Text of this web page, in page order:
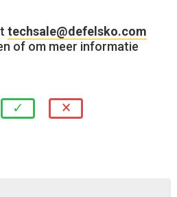
techsale@defelsko.com
of om meer informatie
✓ ×